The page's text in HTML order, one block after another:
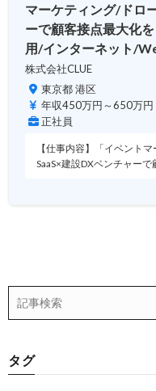
マーケティング/ドロ
ーで顧客接点最大化
用/インターネット/
株式会社CLUE
東京都 港区
年収450万円～650万円
正社員
【仕事内容】「イベント
SaaS×建設DXベンチャー
タグ